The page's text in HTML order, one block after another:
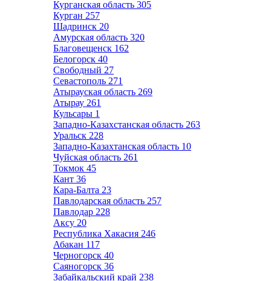
Курганская область 305
Курган 257
Шадринск 20
Амурская область 320
Благовещенск 162
Белогорск 40
Свободный 27
Севастополь 271
Атырауская область 269
Атырау 261
Кульсары 1
Западно-Казахстанская область 263
Уральск 228
Западно-Казахтанская область 10
Чуйская область 261
Токмок 45
Кант 36
Кара-Балта 23
Павлодарская область 257
Павлодар 228
Аксу 20
Республика Хакасия 246
Абакан 117
Черногорск 40
Саяногорск 36
Забайкальский край 238